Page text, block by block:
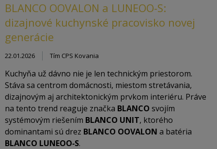
BLANCO OOVALON a LUNEOO-S:
dizajnové kuchynské pracovisko novej
generácie
22.01.2026 Tím CPS Kovania
Kuchyňa už dávno nie je len technickým priestorom.
Stáva sa centrom domácnosti, miestom stretávania,
dizajnovým aj architektonickým prvkom interiéru. Práve
na tento trend reaguje značka BLANCO svojím
systémovým riešením BLANCO UNIT, ktorého
dominantami sú drez BLANCO OOVALON a batéria
BLANCO LUNEOO‑S.